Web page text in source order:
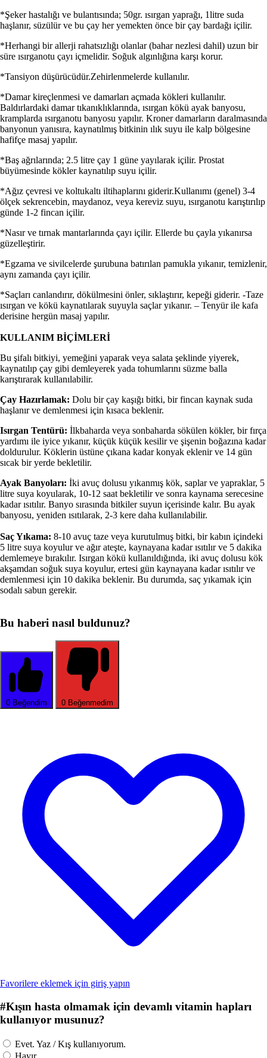
*Şeker hastalığı ve bulantısında; 50gr. ısırgan yaprağı, 1litre suda
haşlanır, süzülür ve bu çay her yemekten önce bir çay bardağı içilir.
*Herhangi bir allerji rahatsızlığı olanlar (bahar nezlesi dahil) uzun bir
süre ısırganotu çayı içmelidir. Soğuk algınlığına karşı korur.
*Tansiyon düşürücüdür.Zehirlenmelerde kullanılır.
*Damar kireçlenmesi ve damarları açmada kökleri kullanılır.
Baldırlardaki damar tıkanıklıklarında, ısırgan kökü ayak banyosu,
kramplarda ısırganotu banyosu yapılır. Kroner damarların daralmasında
banyonun yanısıra, kaynatılmış bitkinin ılık suyu ile kalp bölgesine
hafifçe masaj yapılır.
*Baş ağrılarında; 2.5 litre çay 1 güne yayılarak içilir. Prostat
büyümesinde kökler kaynatılıp suyu içilir.
*Ağız çevresi ve koltukaltı iltihaplarını giderir.Kullanımı (genel) 3-4
ölçek sekrencebin, maydanoz, veya kereviz suyu, ısırganotu karıştırılıp
günde 1-2 fincan içilir.
*Nasır ve tırnak mantarlarında çayı içilir. Ellerde bu çayla yıkanırsa
güzelleştirir.
*Egzama ve sivilcelerde şurubuna batırılan pamukla yıkanır, temizlenir,
aynı zamanda çayı içilir.
*Saçları canlandırır, dökülmesini önler, sıklaştırır, kepeği giderir. -Taze
ısırgan ve kökü kaynatılarak suyuyla saçlar yıkanır. – Tenyür ile kafa
derisine hergün masaj yapılır.
KULLANIM BİÇİMLERİ
Bu şifalı bitkiyi, yemeğini yaparak veya salata şeklinde yiyerek,
kaynatılıp çay gibi demleyerek yada tohumlarını süzme balla
karıştırarak kullanılabilir.
Çay Hazırlamak: Dolu bir çay kaşığı bitki, bir fincan kaynak suda
haşlanır ve demlenmesi için kısaca beklenir.
Isırgan Tentürü: İlkbaharda veya sonbaharda sökülen kökler, bir fırça
yardımı ile iyice yıkanır, küçük küçük kesilir ve şişenin boğazına kadar
doldurulur. Köklerin üstüne çıkana kadar konyak eklenir ve 14 gün
sıcak bir yerde bekletilir.
Ayak Banyoları: İki avuç dolusu yıkanmış kök, saplar ve yapraklar, 5
litre suya koyularak, 10-12 saat bekletilir ve sonra kaynama serecesine
kadar ısıtılır. Banyo sırasında bitkiler suyun içerisinde kalır. Bu ayak
banyosu, yeniden ısıtılarak, 2-3 kere daha kullanılabilir.
Saç Yıkama: 8-10 avuç taze veya kurutulmuş bitki, bir kabın içindeki
5 litre suya koyulur ve ağır ateşte, kaynayana kadar ısıtılır ve 5 dakika
demlemeye bırakılır. Isırgan kökü kullanıldığında, iki avuç dolusu kök
akşamdan soğuk suya koyulur, ertesi gün kaynayana kadar ısıtılır ve
demlenmesi için 10 dakika beklenir. Bu durumda, saç yıkamak için
sodalı sabun gerekir.
Bu haberi nasıl buldunuz?
0 Beğendim 0 Beğenmedim
Favorilere eklemek için giriş yapın
#Kışın hasta olmamak için devamlı vitamin hapları
kullanıyor musunuz?
Evet. Yaz / Kış kullanıyorum.
Hayır.